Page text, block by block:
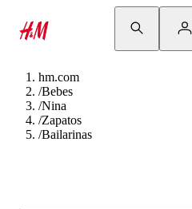
hm.com
/Bebes
/Nina
/Zapatos
/Bailarinas